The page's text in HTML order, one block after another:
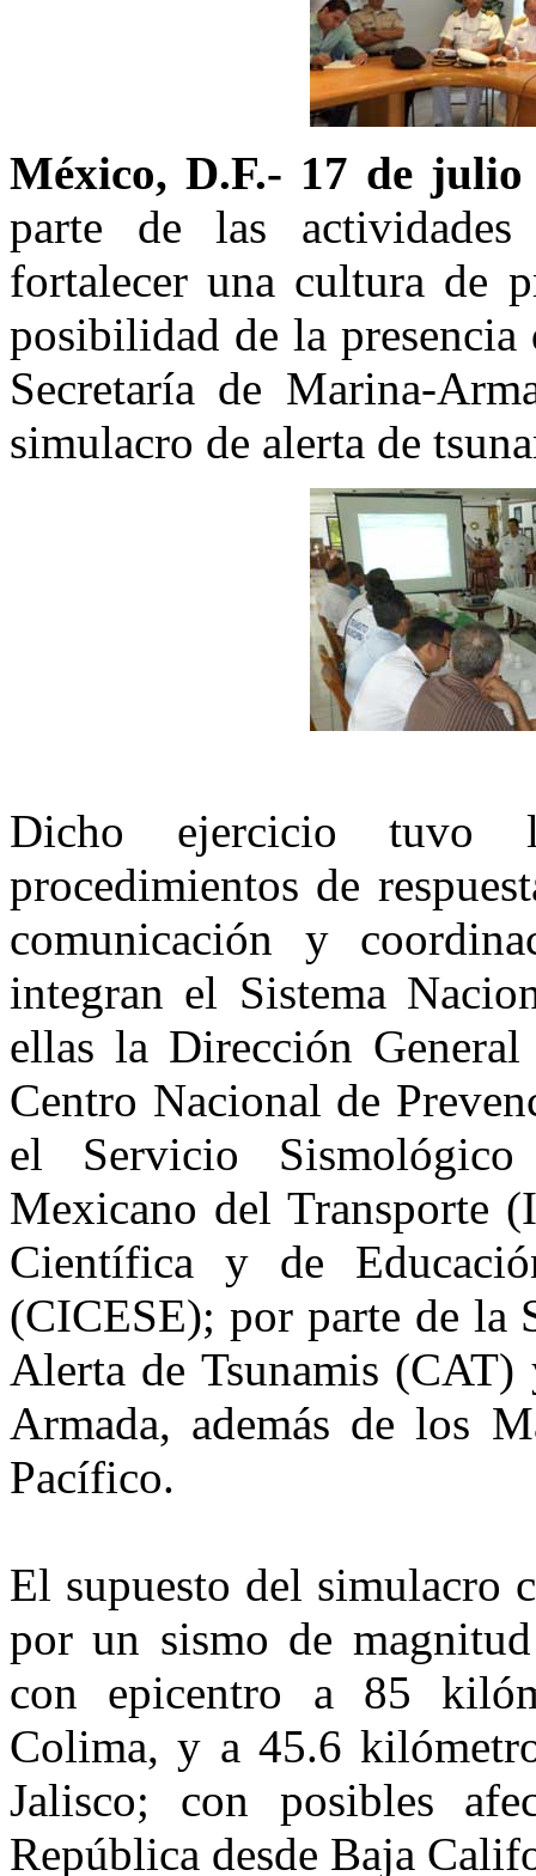
México, D.F.- 17 de julio
parte de las
fortalecer una cultura de
posibilidad de la
Secretaría de Marina-
simulacro de alerta de
Dicho ejercicio tuvo
procedimientos de
comunicación y
integran el Sistema
ellas la Dirección
Centro Nacional de
el Servicio
Mexicano del Transporte
Científica y de
(CICESE); por parte de la
Alerta de Tsunamis
Armada, además de los
Pacífico.
El supuesto del simulacro
por un sismo de
con epicentro a 85
Colima, y a 45.6
Jalisco; con posibles
República desde Baja